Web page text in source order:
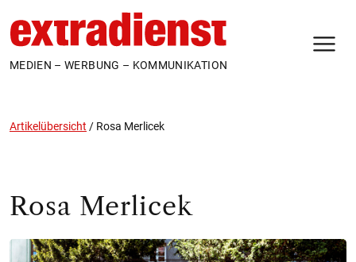
MEDIEN – WERBUNG – KOMMUNIKATION
Artikelübersicht / Rosa Merlicek
Rosa Merlicek